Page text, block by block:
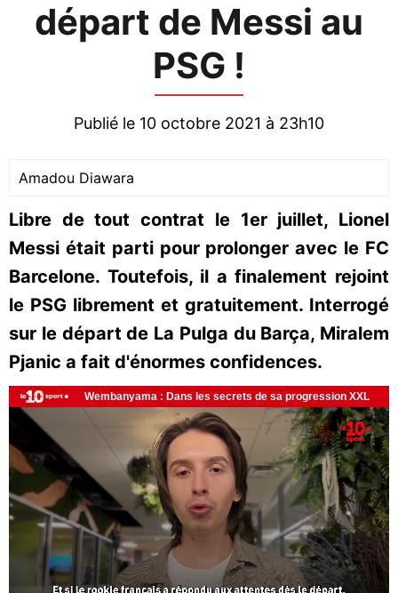
départ de Messi au
PSG !
Publié le 10 octobre 2021 à 23h10
Amadou Diawara
Libre de tout contrat le 1er juillet, Lionel
Messi était parti pour prolonger avec le FC
Barcelone. Toutefois, il a finalement rejoint
le PSG librement et gratuitement. Interrogé
sur le départ de La Pulga du Barça, Miralem
Pjanic a fait d'énormes confidences.